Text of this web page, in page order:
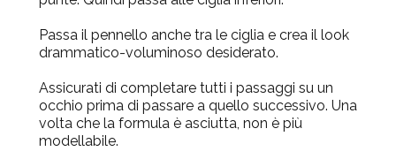
Passa il pennello anche tra le ciglia e crea il look
drammatico-voluminoso desiderato.
Assicurati di completare tutti i passaggi su un
occhio prima di passare a quello successivo. Una
volta che la formula è asciutta, non è più
modellabile.